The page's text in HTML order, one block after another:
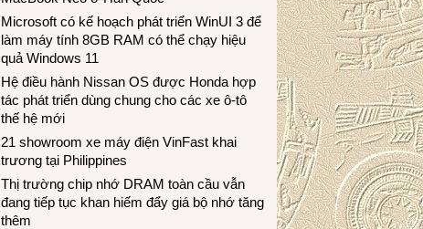
Microsoft có kế hoạch phát triển WinUI 3 để
làm máy tính 8GB RAM có thể chạy hiệu
quả Windows 11
Hệ điều hành Nissan OS được Honda hợp
tác phát triển dùng chung cho các xe ô-tô
thế hệ mới
21 showroom xe máy điện VinFast khai
trương tại Philippines
Thị trường chip nhớ DRAM toàn cầu vẫn
đang tiếp tục khan hiếm đẩy giá bộ nhớ tăng
thêm